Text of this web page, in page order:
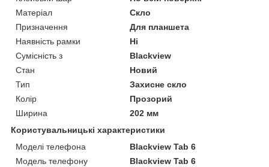
Матеріал
Скло
Призначення
Для планшета
Наявність рамки
Ні
Сумісність з
Blackview
Стан
Новий
Тип
Захисне скло
Колір
Прозорий
Ширина
202 мм
Користувальницькі характеристики
Моделі телефона
Blackview Tab 6
Модель телефону
Blackview Tab 6